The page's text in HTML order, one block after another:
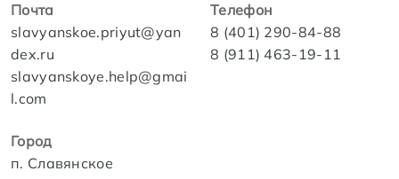
Почта
slavyanskoe.priyut@yan
dex.ru
slavyanskoye.help@gmai
l.com
Телефон
8 (401) 290-84-88
8 (911) 463-19-11
Город
п. Славянское